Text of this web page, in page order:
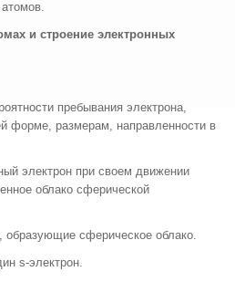
и строение электронных
пребывания электрона,
форме, размерам, направленности в
электрон при своем движении
облако сферической
образующие сферическое облако.
s-электрон.